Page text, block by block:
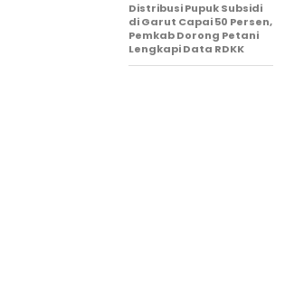
Distribusi Pupuk Subsidi
di Garut Capai 50 Persen,
Pemkab Dorong Petani
Lengkapi Data RDKK